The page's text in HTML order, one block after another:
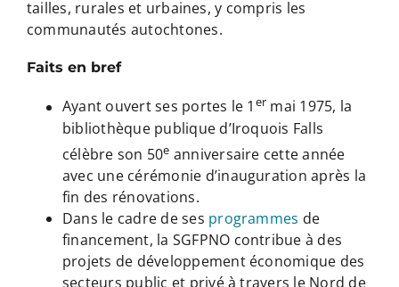
tailles, rurales et urbaines, y compris les
communautés autochtones.
Faits en bref
Ayant ouvert ses portes le 1 er mai 1975, la
bibliothèque publique d’Iroquois Falls
célèbre son 50e anniversaire cette année
avec une cérémonie d’inauguration après la
fin des rénovations.
Dans le cadre de ses programmes de
financement, la SGFPNO contribue à des
projets de développement économique des
secteurs public et privé à travers le Nord de